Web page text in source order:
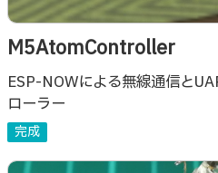
M5AtomController
ESP-NOWによる無線通信と
ローラー
完成